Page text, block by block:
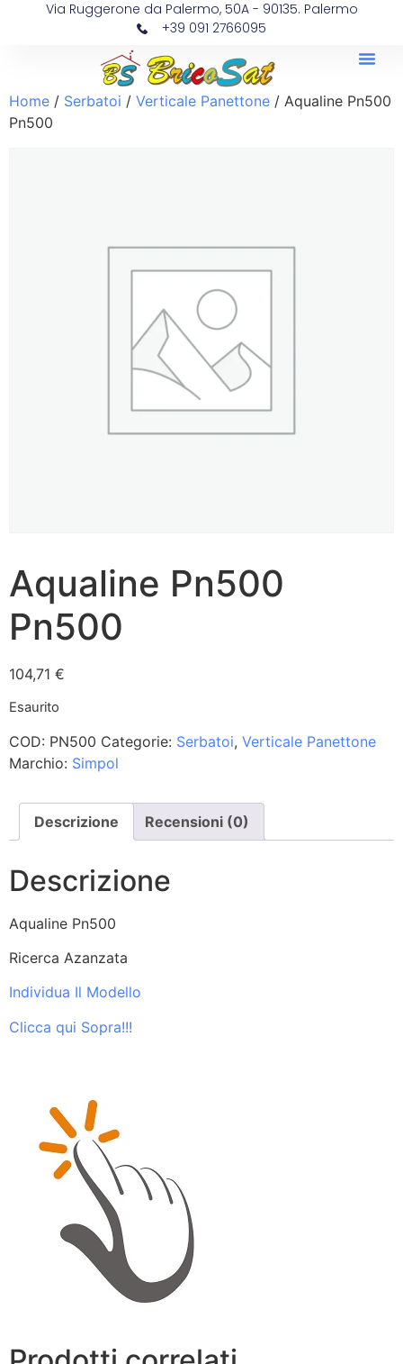
Via Ruggerone da Palermo, 50A - 90135. Palermo
+39 091 2766095
Home / Serbatoi / Verticale Panettone / Aqualine Pn500
Pn500
Aqualine Pn500
Pn500
104,71 €
Esaurito
COD: PN500 Categorie: Serbatoi, Verticale Panettone
Marchio: Simpol
Descrizione Recensioni (0)
Descrizione
Aqualine Pn500
Ricerca Azanzata
Individua Il Modello
Clicca qui Sopra!!!